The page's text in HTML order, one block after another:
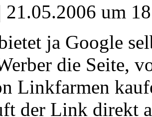
21.05.2006 um
ja Google
die Seite,
Linkfarmen
der Link direkt